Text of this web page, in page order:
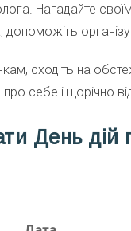
Нагадайте
сходіть на
себе і щорічно
День дій